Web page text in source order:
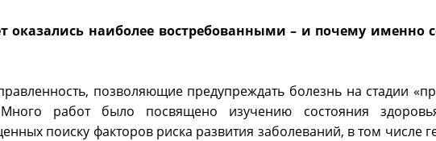
оказались наиболее востребованными – и почему именно
позволяющие предупреждать болезнь на стадии
работ было посвящено изучению состояния
поиску факторов риска развития заболеваний, в том числе